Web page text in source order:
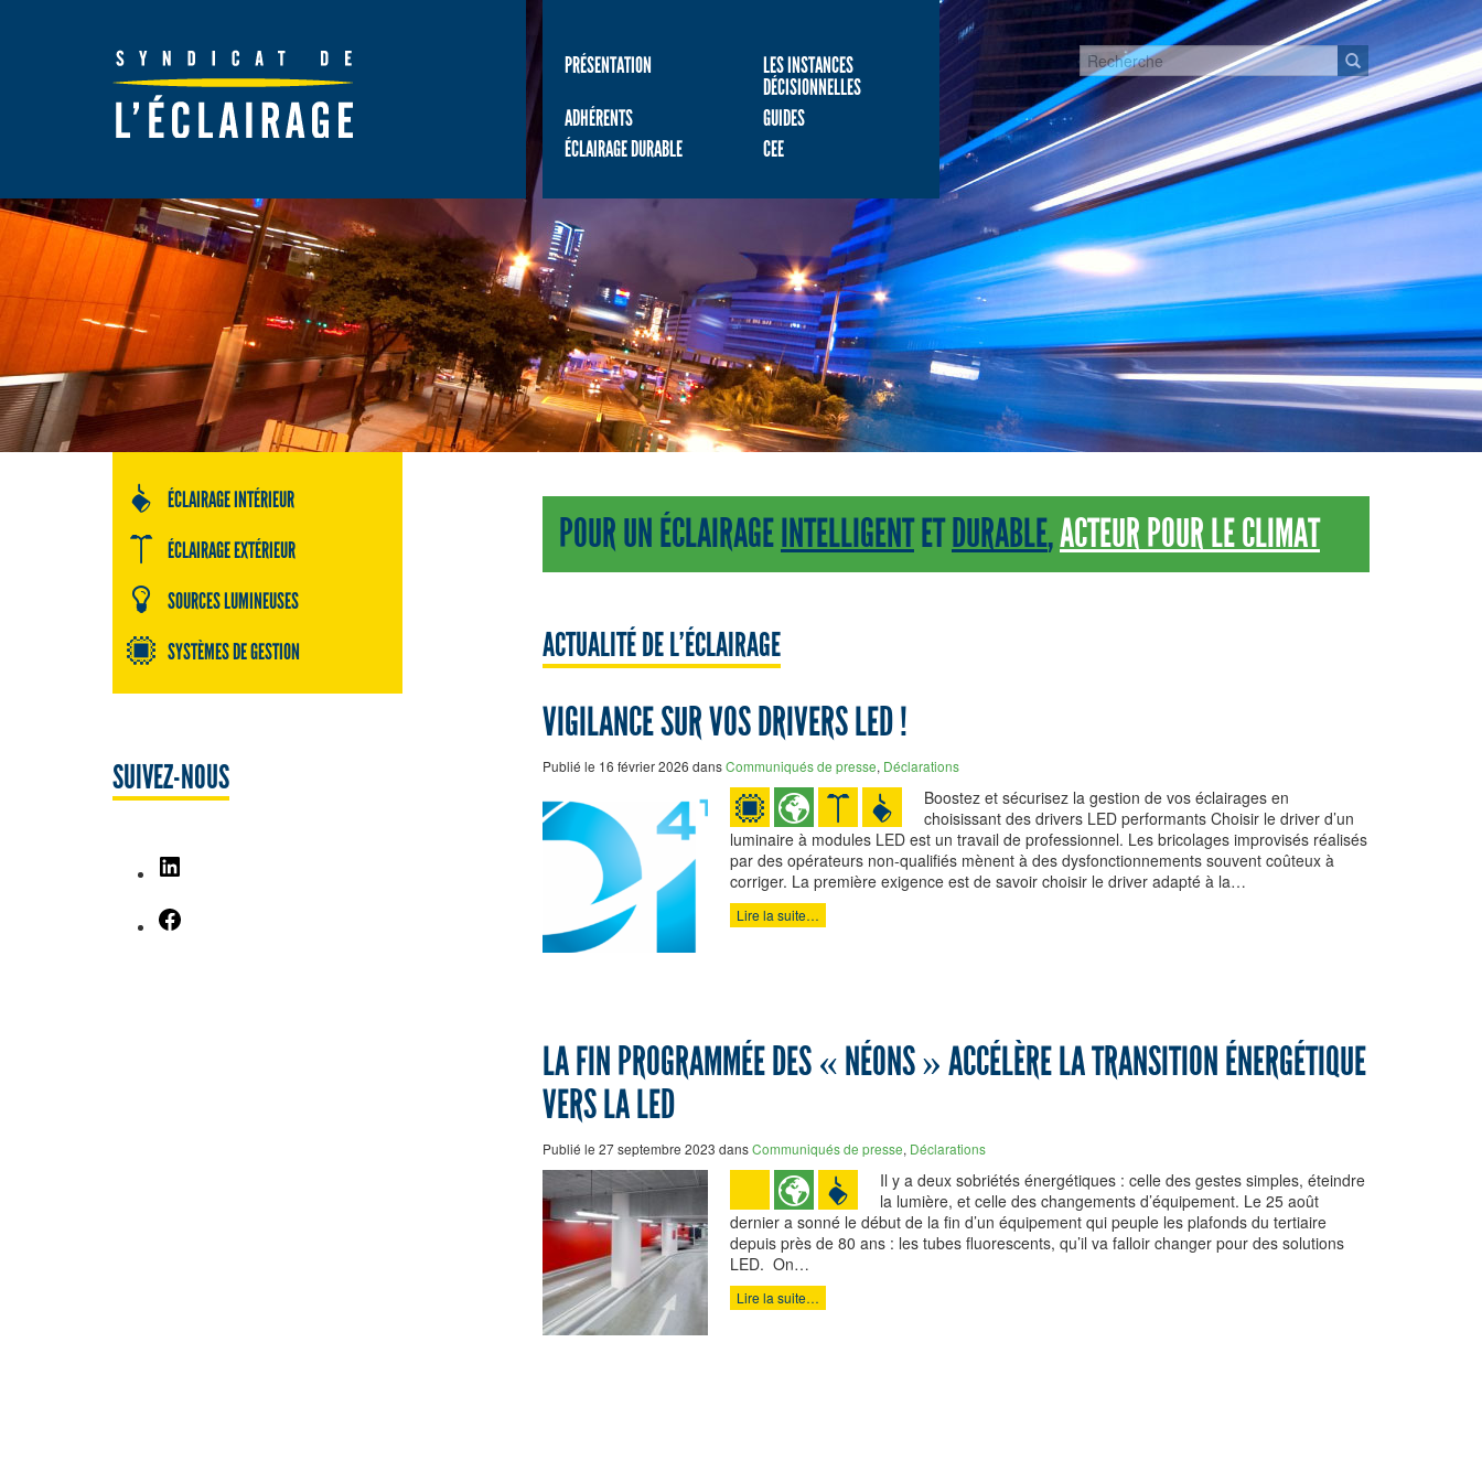
PRÉSENTATION
LES INSTANCES
DÉCISIONNELLES
ADHÉRENTS
GUIDES
ÉCLAIRAGE DURABLE
CEE
ÉCLAIRAGE INTÉRIEUR
ÉCLAIRAGE EXTÉRIEUR
SOURCES LUMINEUSES
SYSTÈMES DE GESTION
SUIVEZ-NOUS
POUR UN ÉCLAIRAGEINTELLIGENTETDURABLE,ACTEUR POUR LE CLIMAT
ACTUALITÉ DE L’ÉCLAIRAGE
VIGILANCE SUR VOS DRIVERS LED !
Publié le 16 février 2026 dansCommuniqués de presse, Déclarations
Boostez et sécurisez la gestion de vos éclairages en
choisissant des drivers LED performants Choisir le driver d’un
luminaire à modules LED est un travail de professionnel. Les bricolages improvisés réalisés
par des opérateurs non-qualifiés mènent à des dysfonctionnements souvent coûteux à
corriger. La première exigence est de savoir choisir le driver adapté à la…
Lire la suite…
LA FIN PROGRAMMÉE DES « NÉONS » ACCÉLÈRE LA TRANSITION ÉNERGÉTIQUE
VERS LA LED
Publié le 27 septembre 2023 dansCommuniqués de presse, Déclarations
Il y a deux sobriétés énergétiques : celle des gestes simples, éteindre
la lumière, et celle des changements d’équipement. Le 25 août
dernier a sonné le début de la fin d’un équipement qui peuple les plafonds du tertiaire
depuis près de 80 ans : les tubes fluorescents, qu’il va falloir changer pour des solutions
LED. On…
Lire la suite…